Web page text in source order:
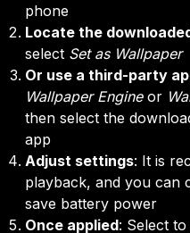
phone
Locate the
select Set as Wallpaper
Or use a third-party
Wallpaper Engineor
then select the
app
Adjust settings: It is
playback, and you can
save battery power
Once applied: Select